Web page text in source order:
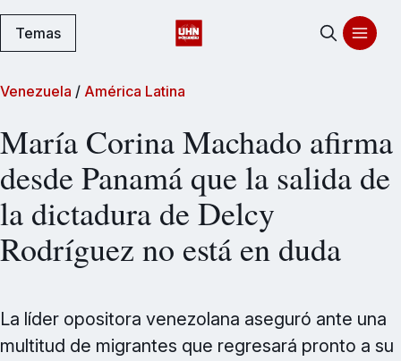
Temas
Venezuela / América Latina
María Corina Machado afirma
desde Panamá que la salida de
la dictadura de Delcy
Rodríguez no está en duda
La líder opositora venezolana aseguró ante una
multitud de migrantes que regresará pronto a su